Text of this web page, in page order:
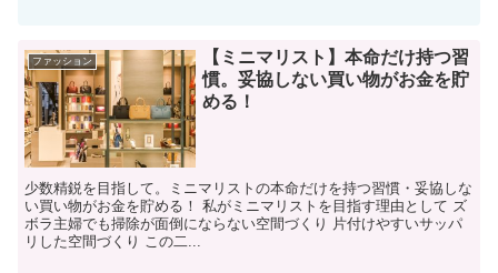
ファッション
【ミニマリスト】本命だけ持つ習
慣。妥協しない買い物がお金を貯
める！
少数精鋭を目指して。ミニマリストの本命だけを持つ習慣・妥協しな
い買い物がお金を貯める！ 私がミニマリストを目指す理由として ズ
ボラ主婦でも掃除が面倒にならない空間づくり 片付けやすいサッパ
リした空間づくり この二...